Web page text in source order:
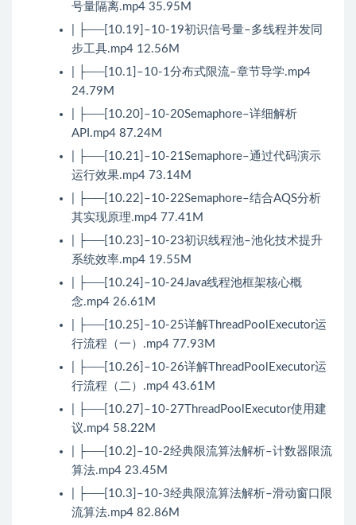
号量隔离.mp4 35.95M
| ├──[10.19]–10-19初识信号量–多线程并发同
步工具.mp4 12.56M
| ├──[10.1]–10-1分布式限流–章节导学.mp4
24.79M
| ├──[10.20]–10-20Semaphore–详细解析
API.mp4 87.24M
| ├──[10.21]–10-21Semaphore–通过代码演示
运行效果.mp4 73.14M
| ├──[10.22]–10-22Semaphore–结合AQS分析
其实现原理.mp4 77.41M
| ├──[10.23]–10-23初识线程池–池化技术提升
系统效率.mp4 19.55M
| ├──[10.24]–10-24Java线程池框架核心概
念.mp4 26.61M
| ├──[10.25]–10-25详解ThreadPoolExecutor运
行流程（一）.mp4 77.93M
| ├──[10.26]–10-26详解ThreadPoolExecutor运
行流程（二）.mp4 43.61M
| ├──[10.27]–10-27ThreadPoolExecutor使用建
议.mp4 58.22M
| ├──[10.2]–10-2经典限流算法解析–计数器限流
算法.mp4 23.45M
| ├──[10.3]–10-3经典限流算法解析–滑动窗口限
流算法.mp4 82.86M